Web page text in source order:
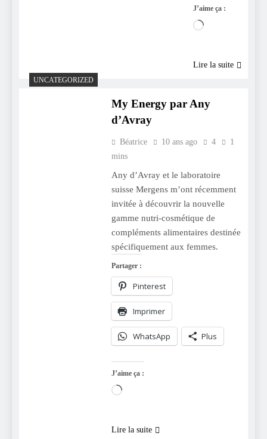
J’aime ça :
Chargement…
Lire la suite
UNCATEGORIZED
My Energy par Any
d’Avray
Béatrice 10 ans ago 4
1
mins
Any d’Avray et le laboratoire
suisse Mergens m’ont récemment
invitée à découvrir la nouvelle
gamme nutri-cosmétique de
compléments alimentaires destinée
spécifiquement aux femmes.
Partager :
Pinterest
Imprimer
WhatsApp Plus
J’aime ça :
Chargement…
Lire la suite